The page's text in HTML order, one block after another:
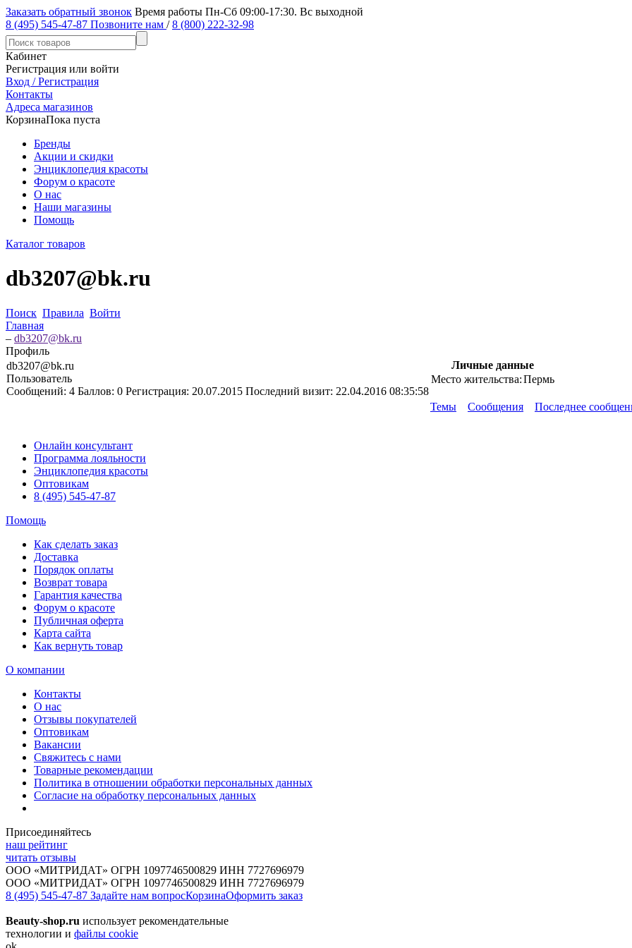
Заказать обратный звонок Время работы Пн-Сб 09:00-17:30. Вс выходной
8 (495) 545-47-87 Позвоните нам / 8 (800) 222-32-98
Кабинет
Регистрация или войти
Вход / Регистрация
Контакты
Адреса магазинов
КорзинаПока пуста
Бренды
Акции и скидки
Энциклопедия красоты
Форум о красоте
О нас
Наши магазины
Помощь
Каталог товаров
db3207@bk.ru
Поиск Правила Войти
Главная
– db3207@bk.ru
Профиль
db3207@bk.ru
Пользователь
Сообщений: 4 Баллов: 0 Регистрация: 20.07.2015 Последний визит: 22.04.2016 08:35:58
Личные данные
Место жительства:Пермь
Темы Сообщения Последнее
Онлайн консультант
Программа лояльности
Энциклопедия красоты
Оптовикам
8 (495) 545-47-87
Помощь
Как сделать заказ
Доставка
Порядок оплаты
Возврат товара
Гарантия качества
Форум о красоте
Публичная оферта
Карта сайта
Как вернуть товар
О компании
Контакты
О нас
Отзывы покупателей
Оптовикам
Вакансии
Свяжитесь с нами
Товарные рекомендации
Политика в отношении обработки персональных данных
Согласие на обработку персональных данных
Присоединяйтесь
наш рейтинг
читать отзывы
ООО «МИТРИДАТ» ОГРН 1097746500829 ИНН 7727696979
ООО «МИТРИДАТ» ОГРН 1097746500829 ИНН 7727696979
8 (495) 545-47-87 Задайте нам вопросКорзинаОформить заказ
Beauty-shop.ru использует рекомендательные
технологии и файлы cookie